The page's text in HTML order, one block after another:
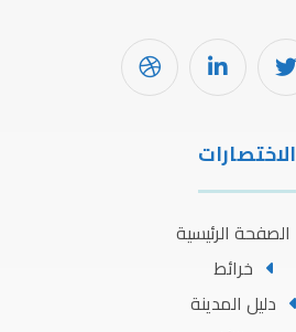
الاختصارات
الصفحة الرئيسية
خرائط
دليل المدينة